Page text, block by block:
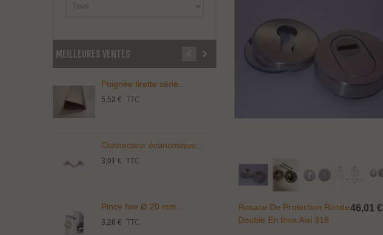
MEILLEURES VENTES
Poignée tirette série...
5,52 € TTC
Connecteur économique...
3,01 € TTC
Pince fixe Ø 20 mm...
3,26 € TTC
Pince fixe Ø 17 mm...
5,00 €
Support pour étagère...
10,08 € TTC
Ajouter Au Panier
Rosace De Protection Ronde
Double En Inox Aisi 316
46,01 €